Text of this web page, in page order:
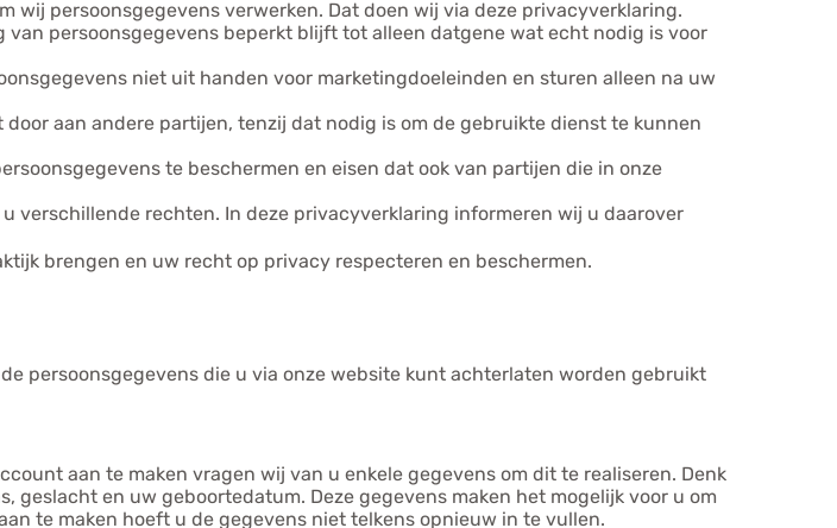
wij persoonsgegevens verwerken. Dat doen wij via deze privacyverklaring.
van persoonsgegevens beperkt blijft tot alleen datgene wat echt nodig is voor
niet uit handen voor marketingdoeleinden en sturen alleen na uw
aan andere partijen, tenzij dat nodig is om de gebruikte dienst te kunnen
te beschermen en eisen dat ook van partijen die in onze
verschillende rechten. In deze privacyverklaring informeren wij u daarover
brengen en uw recht op privacy respecteren en beschermen.
persoonsgegevens die u via onze website kunt achterlaten worden gebruikt
aan te maken vragen wij van u enkele gegevens om dit te realiseren. Denk
geslacht en uw geboortedatum. Deze gegevens maken het mogelijk voor u om
te maken hoeft u de gegevens niet telkens opnieuw in te vullen.